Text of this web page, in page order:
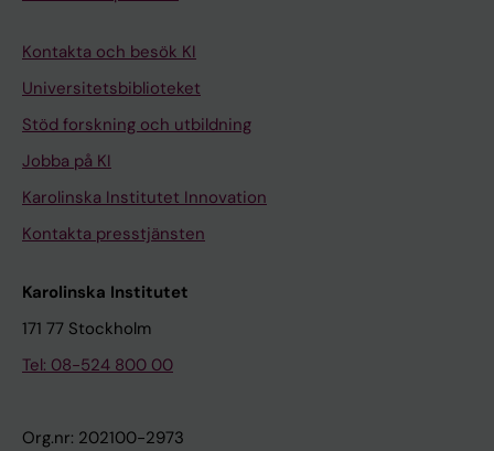
Kontakta och besök KI
Universitetsbiblioteket
Stöd forskning och utbildning
Jobba på KI
Karolinska Institutet Innovation
Kontakta presstjänsten
Karolinska Institutet
171 77 Stockholm
Tel: 08-524 800 00
Org.nr: 202100-2973